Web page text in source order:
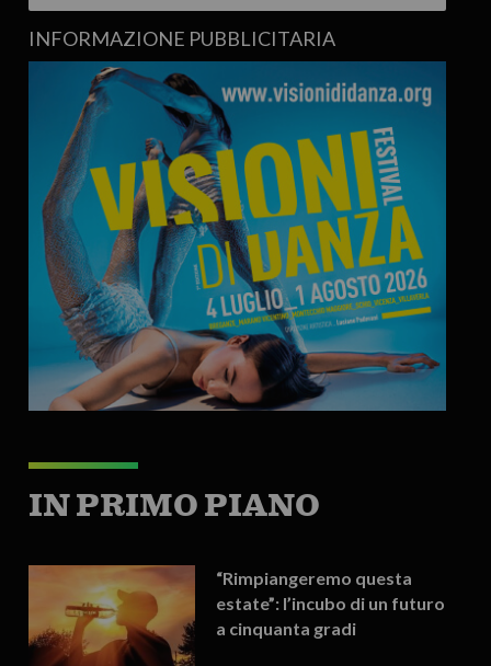
INFORMAZIONE PUBBLICITARIA
IN PRIMO PIANO
“Rimpiangeremo questa
estate”: l’incubo di un futuro
a cinquanta gradi